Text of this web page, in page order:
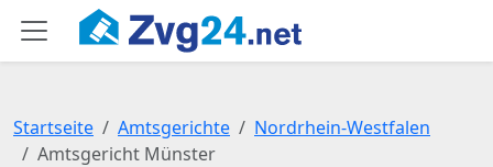
Startseite Amtsgerichte
Nordrhein-Westfalen
Amtsgericht Münster